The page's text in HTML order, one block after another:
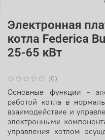
(0)
Электронная
котла Federica
25-65 кВт
Основные функции -
работой котла в
взаимодействие и
электронными
управления котлом